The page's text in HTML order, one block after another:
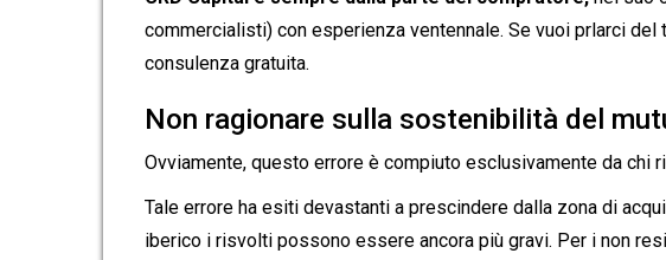
commercialisti) con esperienza ventennale. Se vuoi prlarci del
consulenza gratuita.
Non ragionare sulla sostenibilità del
Ovviamente, questo errore è compiuto esclusivamente da chi
Tale errore ha esiti devastanti a prescindere dalla zona di
iberico i risvolti possono essere ancora più gravi. Per i non